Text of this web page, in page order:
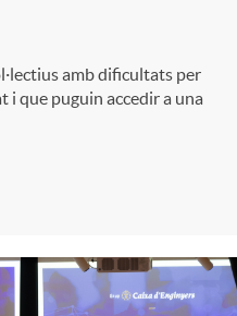
amb dificultats per
i que puguin accedir a una